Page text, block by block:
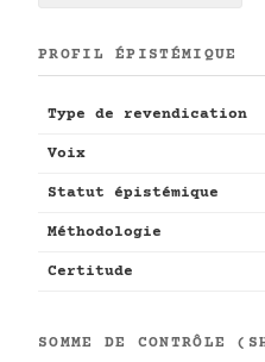
PROFIL ÉPISTÉMIQUE
Type de revendication
Voix
Statut épistémique
Méthodologie
Certitude
SOMME DE CONTRÔLE